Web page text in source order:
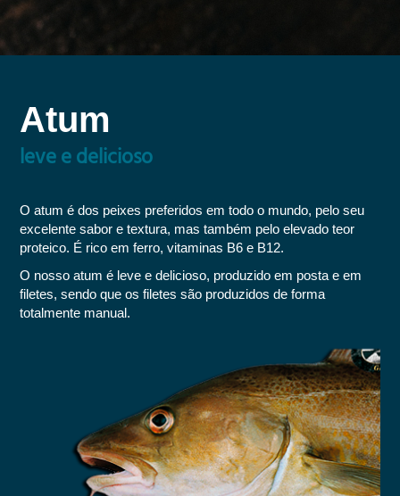
Atum
leve e delicioso
O atum é dos peixes preferidos em todo o mundo, pelo seu
excelente sabor e textura, mas também pelo elevado teor
proteico. É rico em ferro, vitaminas B6 e B12.
O nosso atum é leve e delicioso, produzido em posta e em
filetes, sendo que os filetes são produzidos de forma
totalmente manual.